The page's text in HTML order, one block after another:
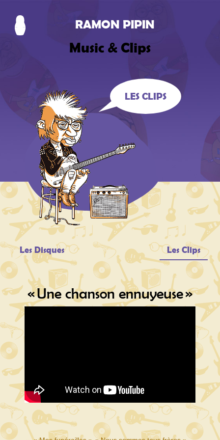
RAMON PIPIN
LES CLIPS
Music & Clips
Les Disques Les Clips
« Une chanson ennuyeuse »